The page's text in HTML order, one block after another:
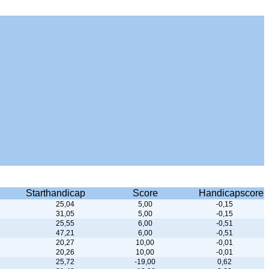
Starthandicap Score Handicapscore
25,04 5,00
-0,15
31,05 5,00
-0,15
25,55 6,00
-0,51
47,21 6,00
-0,51
20,27 10,00
-0,01
20,26 10,00
-0,01
25,72 -19,00
0,62